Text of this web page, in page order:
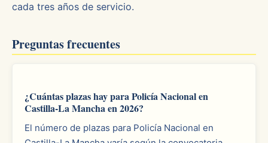
cada tres años de servicio.
Preguntas frecuentes
¿Cuántas plazas hay para Policía Nacional en
Castilla-La Mancha en 2026?
El número de plazas para Policía Nacional en